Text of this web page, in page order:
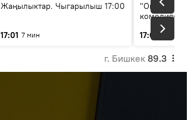
Жаңылыктар. Чыгарылыш 17:00
17:01 7 мин
"Окен ава" —
комедиясы
17:08
г. Бишкек 89.3